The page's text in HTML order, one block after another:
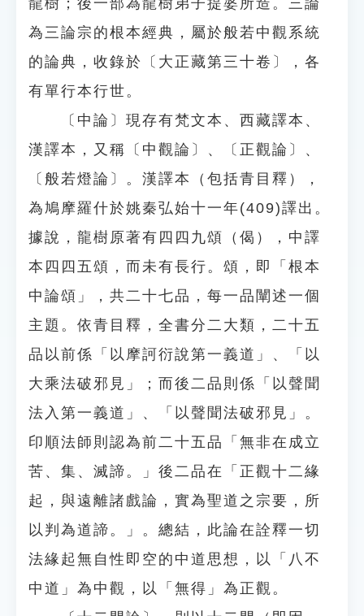
龍樹；後一部為龍樹弟子提婆所造。三論
為三論宗的根本經典，屬於般若中觀系統
的論典，收錄於〔大正藏第三十卷〕，各
有單行本行世。
〔中論〕現存有梵文本、西藏譯本、
漢譯本，又稱〔中觀論〕、〔正觀論〕、
〔般若燈論〕。漢譯本（包括青目釋），
為鳩摩羅什於姚秦弘始十一年(409)譯出。
據說，龍樹原著有四四九頌（偈），中譯
本四四五頌，而未有長行。頌，即「根本
中論頌」，共二十七品，每一品闡述一個
主題。依青目釋，全書分二大類，二十五
品以前係「以摩訶衍說第一義道」、「以
大乘法破邪見」；而後二品則係「以聲聞
法入第一義道」、「以聲聞法破邪見」。
印順法師則認為前二十五品「無非在成立
苦、集、滅諦。」後二品在「正觀十二緣
起，與遠離諸戲論，實為聖道之宗要，所
以判為道諦。」。總結，此論在詮釋一切
法緣起無自性即空的中道思想，以「八不
中道」為中觀，以「無得」為正觀。